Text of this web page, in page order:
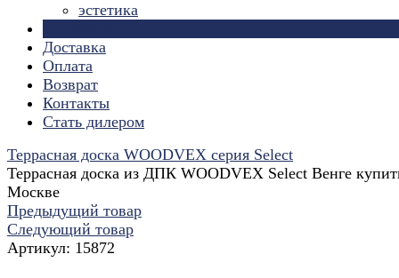
эстетика
Доставка
Оплата
Возврат
Контакты
Стать дилером
Террасная доска WOODVEX серия Select
Террасная доска из ДПК WOODVEX Select Венге
Москве
Предыдущий товар
Следующий товар
Артикул: 15872